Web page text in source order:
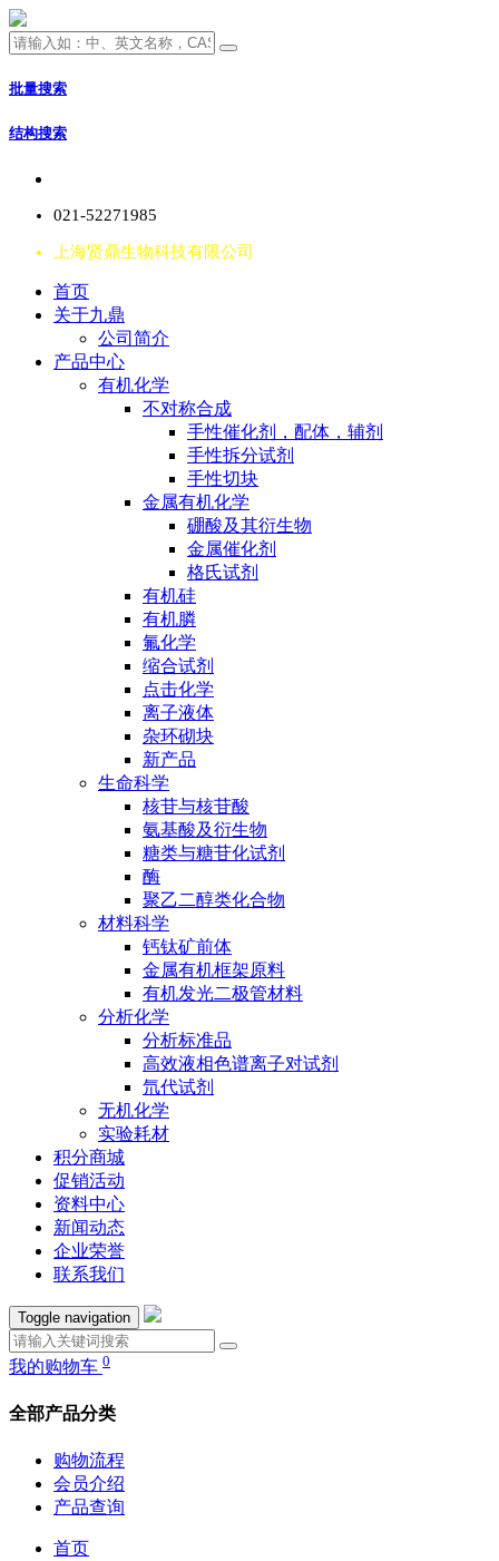
批量搜索
结构搜索
021-52271985
上海贤鼎生物科技有限公司
首页
关于九鼎
公司简介
产品中心
有机化学
不对称合成
手性催化剂，配体，辅剂
手性拆分试剂
手性切块
金属有机化学
硼酸及其衍生物
金属催化剂
格氏试剂
有机硅
有机膦
氟化学
缩合试剂
点击化学
离子液体
杂环砌块
新产品
生命科学
核苷与核苷酸
氨基酸及衍生物
糖类与糖苷化试剂
酶
聚乙二醇类化合物
材料科学
钙钛矿前体
金属有机框架原料
有机发光二极管材料
分析化学
分析标准品
高效液相色谱离子对试剂
氘代试剂
无机化学
实验耗材
积分商城
促销活动
资料中心
新闻动态
企业荣誉
联系我们
Toggle navigation
我的购物车 0
全部产品分类
购物流程
会员介绍
产品查询
首页